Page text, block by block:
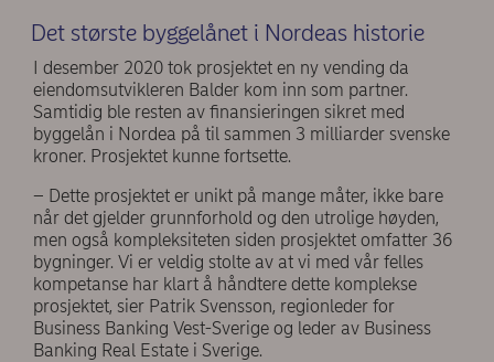
Det største byggelånet i Nordeas historie
I desember 2020 tok prosjektet en ny vending da
eiendomsutvikleren Balder kom inn som partner.
Samtidig ble resten av finansieringen sikret med
byggelån i Nordea på til sammen 3 milliarder svenske
kroner. Prosjektet kunne fortsette.
– Dette prosjektet er unikt på mange måter, ikke bare
når det gjelder grunnforhold og den utrolige høyden,
men også kompleksiteten siden prosjektet omfatter 36
bygninger. Vi er veldig stolte av at vi med vår felles
kompetanse har klart å håndtere dette komplekse
prosjektet, sier Patrik Svensson, regionleder for
Business Banking Vest-Sverige og leder av Business
Banking Real Estate i Sverige.